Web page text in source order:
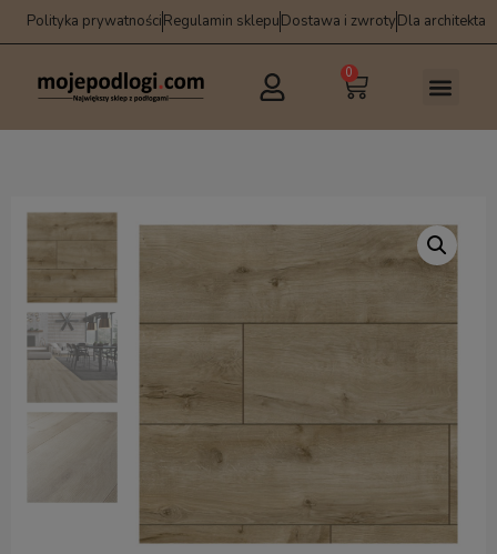
Polityka prywatnościRegulamin sklepuDostawa i zwrotyDla architekta
0